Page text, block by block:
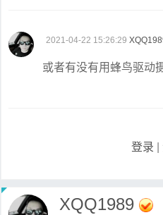
2021-04-22 15:26:29
或者有没有用蜂鸟驱动
登录
XQQ1989